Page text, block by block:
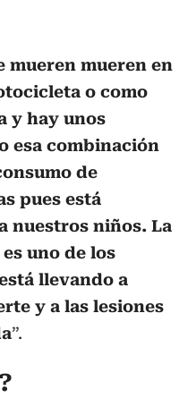
mueren mueren en
o como
y hay unos
esa combinación
de
pues está
nuestros niños. La
uno de los
llevando a
y a las lesiones
”.